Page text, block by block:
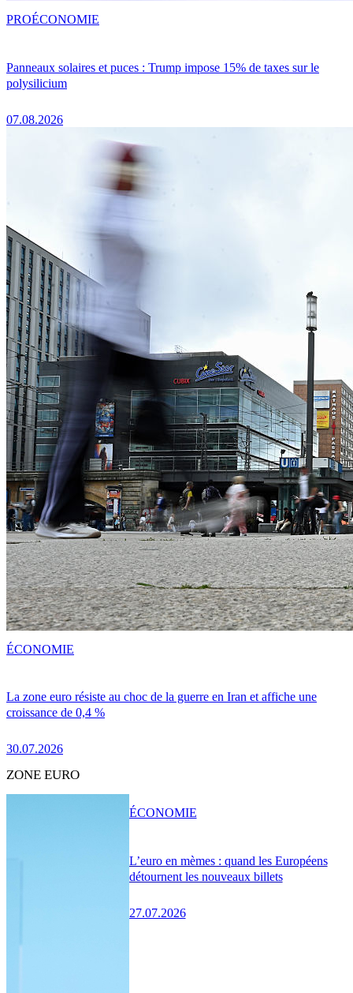
Panneaux solaires et puces : Trump impose 15% de taxes sur le
polysilicium
07.08.2026
PROÉCONOMIE
La zone euro résiste au choc de la guerre en Iran et affiche une
croissance de 0,4 %
30.07.2026
ÉCONOMIE
ZONE EURO
L’euro en mèmes : quand les Européens
détournent les nouveaux billets
27.07.2026
ÉCONOMIE